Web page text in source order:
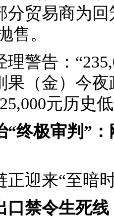
分贸易商为
售。
理警告​​：
果（金）今
元历史
“终极审判”
正迎来​​“至暗
口禁令生死线​​